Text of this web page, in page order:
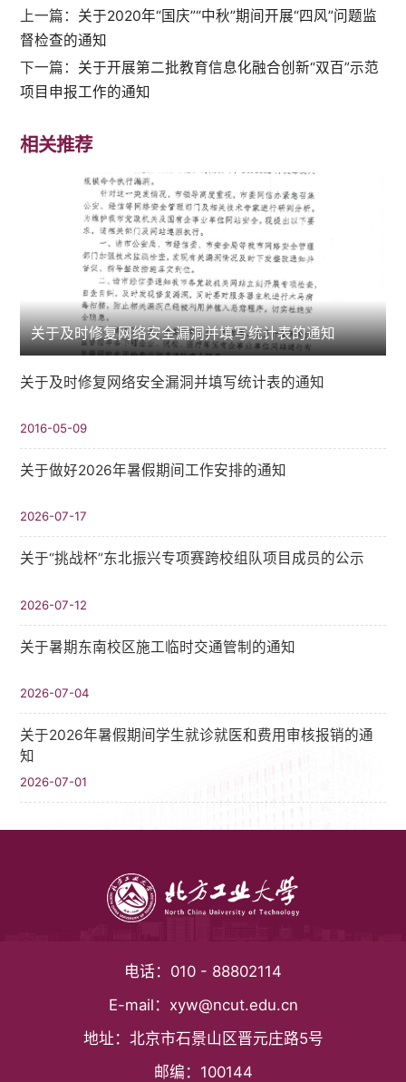
上一篇： 关于2020年“国庆”“中秋”期间开展“四风”问题监
督检查的通知
下一篇： 关于开展第二批教育信息化融合创新“双百”示范
项目申报工作的通知
相关推荐
关于及时修复网络安全漏洞并填写统计表的通知
关于及时修复网络安全漏洞并填写统计表的通知
2016-05-09
关于做好2026年暑假期间工作安排的通知
2026-07-17
关于“挑战杯”东北振兴专项赛跨校组队项目成员的公示
2026-07-12
关于暑期东南校区施工临时交通管制的通知
2026-07-04
关于2026年暑假期间学生就诊就医和费用审核报销的通
知
2026-07-01
电话： 010 - 88802114
E-mail： xyw@ncut.edu.cn
地址： 北京市石景山区晋元庄路5号
邮编： 100144